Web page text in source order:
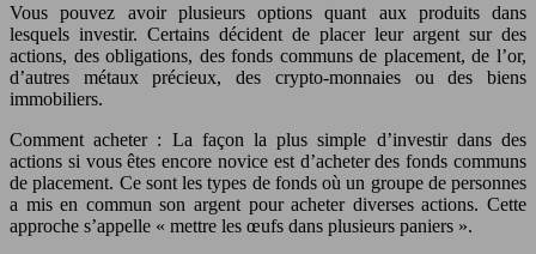
Vous pouvez avoir plusieurs options quant aux produits dans
lesquels investir. Certains décident de placer leur argent sur des
actions, des obligations, des fonds communs de placement, de l’or,
d’autres métaux précieux, des crypto-monnaies ou des biens
immobiliers.
Comment acheter : La façon la plus simple d’investir dans des
actions si vous êtes encore novice est d’acheter des fonds communs
de placement. Ce sont les types de fonds où un groupe de personnes
a mis en commun son argent pour acheter diverses actions. Cette
approche s’appelle « mettre les œufs dans plusieurs paniers ».